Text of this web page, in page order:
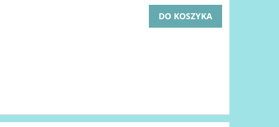
DO KOSZYKA